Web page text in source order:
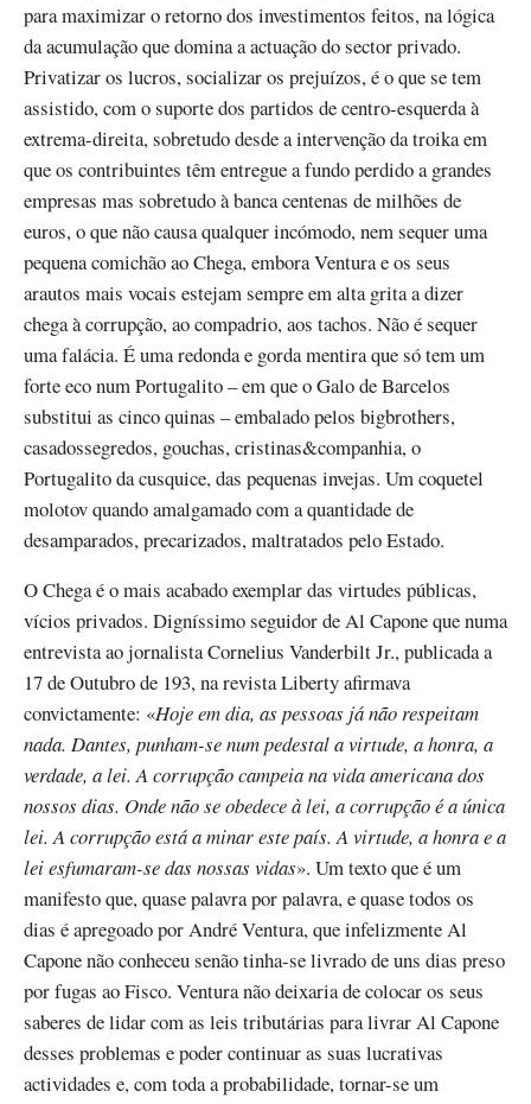
para maximizar o retorno dos investimentos feitos, na lógica
da acumulação que domina a actuação do sector privado.
Privatizar os lucros, socializar os prejuízos, é o que se tem
assistido, com o suporte dos partidos de centro-esquerda à
extrema-direita, sobretudo desde a intervenção da troika em
que os contribuintes têm entregue a fundo perdido a grandes
empresas mas sobretudo à banca centenas de milhões de
euros, o que não causa qualquer incómodo, nem sequer uma
pequena comichão ao Chega, embora Ventura e os seus
arautos mais vocais estejam sempre em alta grita a dizer
chega à corrupção, ao compadrio, aos tachos. Não é sequer
uma falácia. É uma redonda e gorda mentira que só tem um
forte eco num Portugalito – em que o Galo de Barcelos
substitui as cinco quinas – embalado pelos bigbrothers,
casadossegredos, gouchas, cristinas&companhia, o
Portugalito da cusquice, das pequenas invejas. Um coquetel
molotov quando amalgamado com a quantidade de
desamparados, precarizados, maltratados pelo Estado.
O Chega é o mais acabado exemplar das virtudes públicas,
vícios privados. Digníssimo seguidor de Al Capone que numa
entrevista ao jornalista Cornelius Vanderbilt Jr., publicada a
17 de Outubro de 193, na revista Liberty afirmava
convictamente: «Hoje em dia, as pessoas já não respeitam
nada. Dantes, punham-se num pedestal a virtude, a honra, a
verdade, a lei. A corrupção campeia na vida americana dos
nossos dias. Onde não se obedece à lei, a corrupção é a única
lei. A corrupção está a minar este país. A virtude, a honra e a
lei esfumaram-se das nossas vidas». Um texto que é um
manifesto que, quase palavra por palavra, e quase todos os
dias é apregoado por André Ventura, que infelizmente Al
Capone não conheceu senão tinha-se livrado de uns dias preso
por fugas ao Fisco. Ventura não deixaria de colocar os seus
saberes de lidar com as leis tributárias para livrar Al Capone
desses problemas e poder continuar as suas lucrativas
actividades e, com toda a probabilidade, tornar-se um